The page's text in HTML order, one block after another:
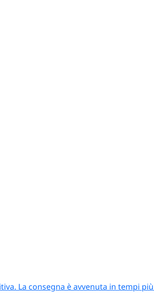
La consegna è avvenuta in tempi